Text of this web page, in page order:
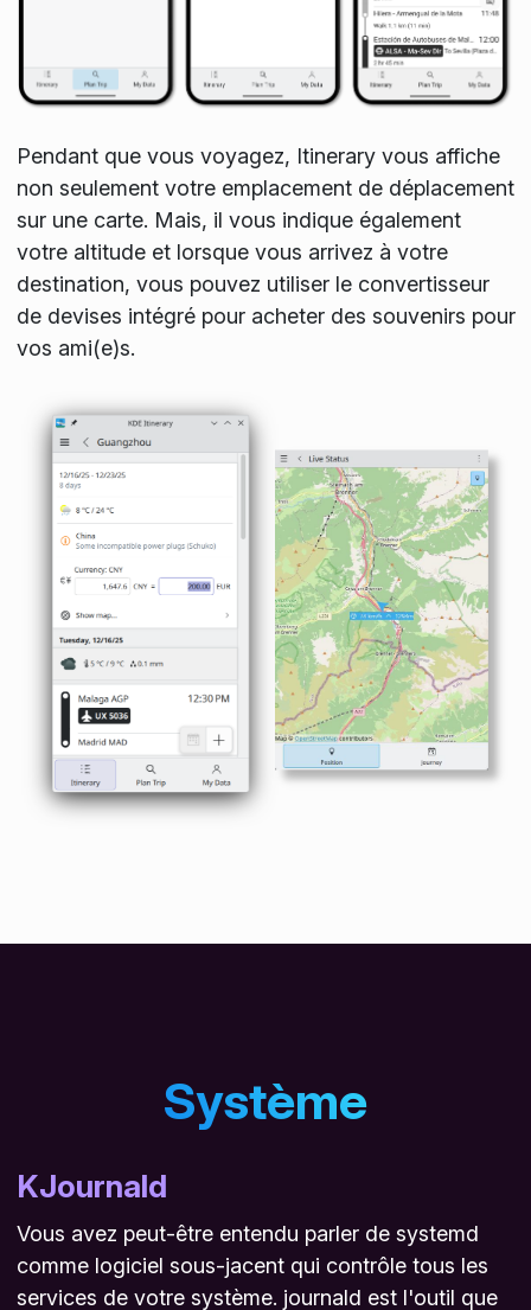
Pendant que vous voyagez, Itinerary vous affiche
non seulement votre emplacement de déplacement
sur une carte. Mais, il vous indique également
votre altitude et lorsque vous arrivez à votre
destination, vous pouvez utiliser le convertisseur
de devises intégré pour acheter des souvenirs pour
vos ami(e)s.
Système
KJournald
Vous avez peut-être entendu parler de systemd
comme logiciel sous-jacent qui contrôle tous les
services de votre système. journald est l'outil que